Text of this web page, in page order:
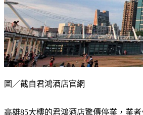
圖／截自君鴻酒店官網
高雄85大樓的君鴻酒店驚傳停業，業